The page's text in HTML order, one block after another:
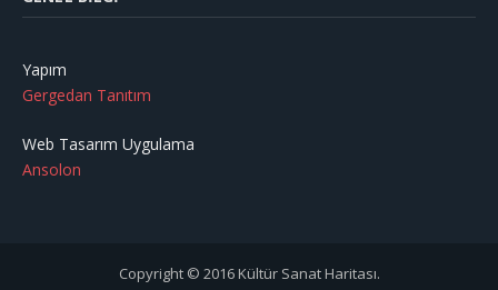
Yapım
Gergedan Tanıtım
Web Tasarım Uygulama
Ansolon
Copyright © 2016 Kültür Sanat Haritası.